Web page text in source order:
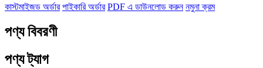
কাস্টমাইজড অর্ডার পাইকারি অর্ডার PDF এ ডাউনলোড করুন নমুনা ক্রম
পণ্য বিবরণী
পণ্য ট্যাগ